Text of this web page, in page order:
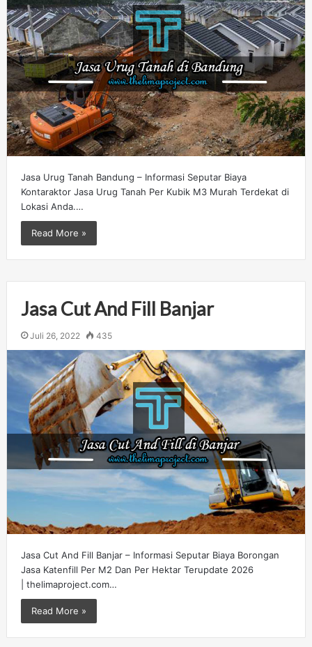
Jasa Urug Tanah Bandung – Informasi Seputar Biaya
Kontaraktor Jasa Urug Tanah Per Kubik M3 Murah Terdekat di
Lokasi Anda.…
Read More »
Jasa Cut And Fill Banjar
Juli 26, 2022 435
Jasa Cut And Fill Banjar – Informasi Seputar Biaya Borongan
Jasa Katenfill Per M2 Dan Per Hektar Terupdate 2026
| thelimaproject.com…
Read More »